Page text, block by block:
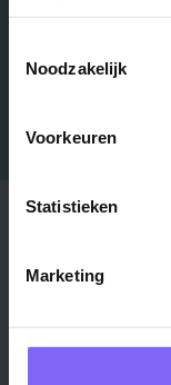
Noodzakelijk
Voorkeuren
Statistieken
Marketing
Stad
Maastricht ›